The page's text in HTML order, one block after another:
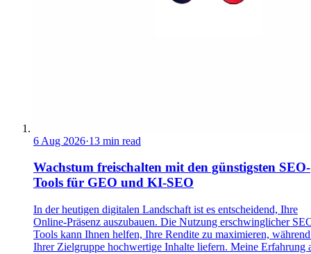
6 Aug 2026·13 min read
Wachstum freischalten mit den günstigsten SEO-
Tools für GEO und KI-SEO
In der heutigen digitalen Landschaft ist es entscheidend, Ihre
Online-Präsenz auszubauen. Die Nutzung erschwinglicher
Tools kann Ihnen helfen, Ihre Rendite zu maximieren,
Ihrer Zielgruppe hochwertige Inhalte liefern. Meine Erfahrung